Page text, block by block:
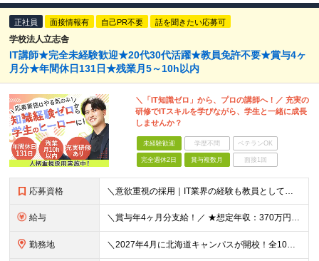
正社員 面接情報有 自己PR不要 話を聞きたい応募可
学校法人立志舎
IT講師★完全未経験歓迎★20代30代活躍★教員免許不要★賞与4ヶ
月分★年間休日131日★残業月5～10h以内
＼「IT知識ゼロ」から、プロの講師へ！／ 充実の
研修でITスキルを学びながら、学生と一緒に成長
しませんか？
未経験歓迎 学歴不問 ベテランOK
完全週休2日 賞与複数月 面接1回
応募資格 ＼意欲重視の採用｜IT業界の経験も教員としての経験も必要ナシ！／ ■未経験歓迎！ ■専門卒以上の方 ★教員免許の有無や講師経験は一切問いません！ ＜こんな方をお待ちしております！＞ ◎講師という仕
給与 ＼賞与年4ヶ月分支給！／ ★想定年収：370万円～425万円 月給20万3400円～25万8400円＋賞与年2回 ※固定残業代は含みません。時間外手当は全額支給します。 ※上記月給には、一律支給の
勤務地 ＼2027年4月に北海道キャンパスが開校！全10キャンパス◎／ あなたのご希望に応じて、以下のいずれかに配属いたします。 ■札幌キャンパス ←NEW！ └北海道札幌市中央区南一条西7-11-1 ■